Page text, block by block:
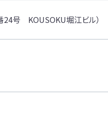
24号 KOUSOKU堀江ビル）